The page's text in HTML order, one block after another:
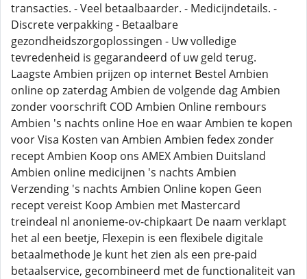
transacties. - Veel betaalbaarder. - Medicijndetails. -
Discrete verpakking - Betaalbare
gezondheidszorgoplossingen - Uw volledige
tevredenheid is gegarandeerd of uw geld terug.
Laagste Ambien prijzen op internet Bestel Ambien
online op zaterdag Ambien de volgende dag Ambien
zonder voorschrift COD Ambien Online rembours
Ambien 's nachts online Hoe en waar Ambien te kopen
voor Visa Kosten van Ambien Ambien fedex zonder
recept Ambien Koop ons AMEX Ambien Duitsland
Ambien online medicijnen 's nachts Ambien
Verzending 's nachts Ambien Online kopen Geen
recept vereist Koop Ambien met Mastercard
treindeal nl anonieme-ov-chipkaart De naam verklapt
het al een beetje, Flexepin is een flexibele digitale
betaalmethode Je kunt het zien als een pre-paid
betaalservice, gecombineerd met de functionaliteit van